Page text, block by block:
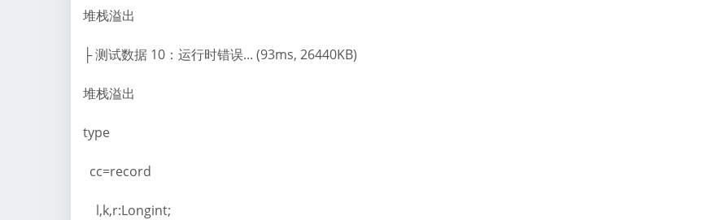
堆栈溢出
├ 测试数据 10：运行时错误... (93ms, 26440KB)
堆栈溢出
type
cc=record
l,k,r:Longint;